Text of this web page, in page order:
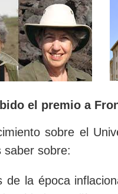
a
sobre el
saber sobre:
de la época